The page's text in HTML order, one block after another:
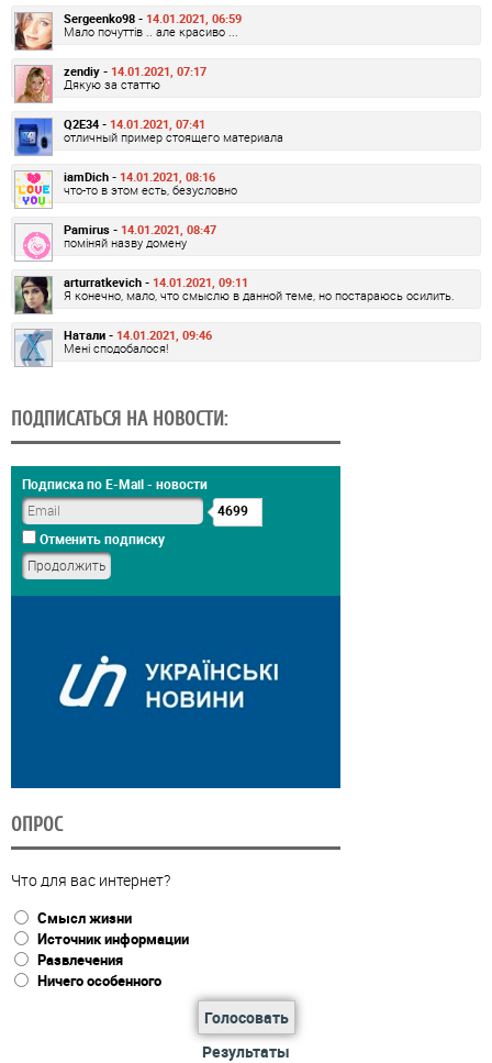
Sergeenko98 - 14.01.2021, 06:59
Мало почуттів .. але красиво ...
zendiy - 14.01.2021, 07:17
Дякую за статтю
Q2E34 - 14.01.2021, 07:41
отличный пример стоящего материала
iamDich - 14.01.2021, 08:16
что-то в этом есть, безусловно
Pamirus - 14.01.2021, 08:47
поміняй назву домену
arturratkevich - 14.01.2021, 09:11
Я конечно, мало, что смыслю в данной теме, но постараюсь осилить.
Натали - 14.01.2021, 09:46
Мені сподобалося!
ПОДПИСАТЬСЯ НА НОВОСТИ:
Подписка по E-Mail - новости
4699
Отменить подписку
ОПРОС
Что для вас интернет?
Смысл жизни
Источник информации
Развлечения
Ничего особенного
Голосовать
Результаты